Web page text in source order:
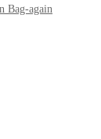
Bag-again